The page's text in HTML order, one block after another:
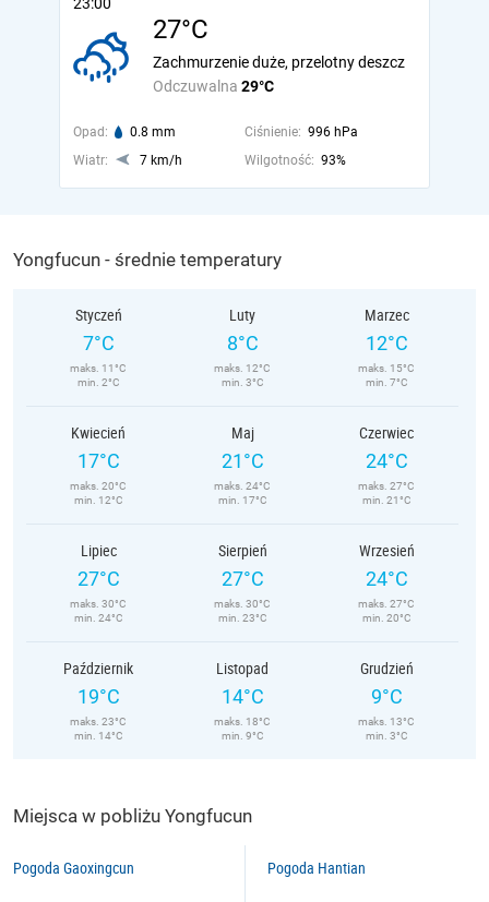
27°C
Odczuwalna 29°C
Zachmurzenie duże, przelotny deszcz
Opad: 0.8 mm Ciśnienie: 996 hPa
Wiatr:
7 km/h Wilgotność: 93%
Yongfucun - średnie temperatury
Styczeń
7°C
maks. 11°C
min. 2°C
Luty
8°C
maks. 12°C
min. 3°C
Marzec
12°C
maks. 15°C
min. 7°C
Kwiecień
17°C
maks. 20°C
min. 12°C
Maj
21°C
maks. 24°C
min. 17°C
Czerwiec
24°C
maks. 27°C
min. 21°C
Lipiec
27°C
maks. 30°C
min. 24°C
Sierpień
27°C
maks. 30°C
min. 23°C
Wrzesień
24°C
maks. 27°C
min. 20°C
Październik
19°C
maks. 23°C
min. 14°C
Listopad
14°C
maks. 18°C
min. 9°C
Grudzień
9°C
maks. 13°C
min. 3°C
Miejsca w pobliżu Yongfucun
Pogoda Gaoxingcun Pogoda Hantian